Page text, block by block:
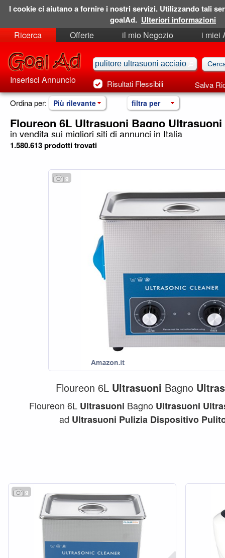
Ricerca Offerte il mio Negozio
i miei
Risultati Flessibili Salva
Inserisci Annuncio
Ordina per: Più rilevante filtra per
Floureon 6L Ultrasuoni Bagno
in vendita sui migliori siti di annunci in Italia
1.580.613 prodotti trovati
9
Floureon 6L Ultrasuoni Bagno
Floureon 6L Ultrasuoni Bagno Ultrasuoni
ad Ultrasuoni Pulizia Dispositivo
9
I cookie ci aiutano a fornire i nostri servizi. Utilizzando tali
goalAd. Ulteriori informazioni